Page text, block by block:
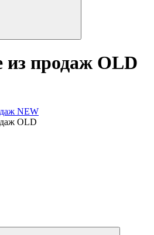
продаж OLD
NEW
OLD